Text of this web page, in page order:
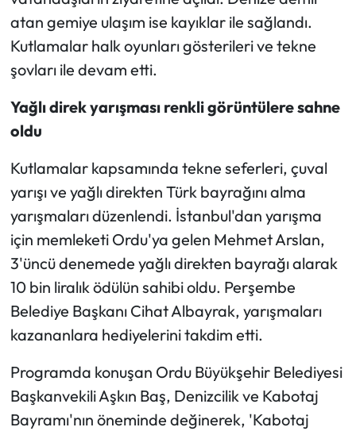
atan gemiye ulaşım ise kayıklar ile sağlandı.
Kutlamalar halk oyunları gösterileri ve tekne
şovları ile devam etti.
Yağlı direk yarışması renkli görüntülere sahne
oldu
Kutlamalar kapsamında tekne seferleri, çuval
yarışı ve yağlı direkten Türk bayrağını alma
yarışmaları düzenlendi. İstanbul'dan yarışma
için memleketi Ordu'ya gelen Mehmet Arslan,
3'üncü denemede yağlı direkten bayrağı alarak
10 bin liralık ödülün sahibi oldu. Perşembe
Belediye Başkanı Cihat Albayrak, yarışmaları
kazananlara hediyelerini takdim etti.
Programda konuşan Ordu Büyükşehir Belediyesi
Başkanvekili Aşkın Baş, Denizcilik ve Kabotaj
Bayramı'nın öneminde değinerek, 'Kabotaj